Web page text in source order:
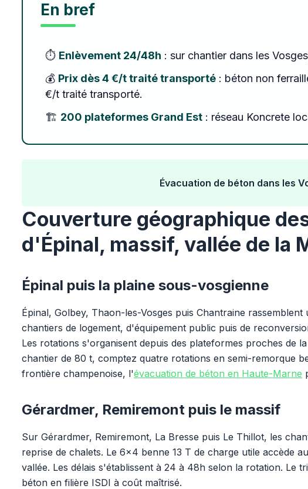
En bref
⏱️ Enlèvement 24/48h : sur chantier dans les
💰 Prix dès 4 €/t traité transporté : béton non
€/t traité transporté.
🏗️ 200 plateformes Grand Est : réseau Koncrete
Évacuation de béton dans les
Couverture géographique
d'Épinal, massif, vallée de la
Épinal puis la plaine sous-vosgienne
Épinal, Golbey, Thaon-les-Vosges puis Chantraine
chantiers de logement, d'équipement public puis de
Les rotations s'organisent depuis des plateformes proches de
chantier de 80 t, comptez quatre rotations en semi-remorque
frontière champenoise, l'évacuation de béton en Haute-Marne
Gérardmer, Remiremont puis le massif
Sur Gérardmer, Remiremont, La Bresse puis Le Thillot, les
reprise de chalets. Le 6x4 benne 13 T de charge utile accède
vallée. Les délais s'établissent à 24 à 48h selon la rotation. Le
béton en filière ISDI à coût maîtrisé.